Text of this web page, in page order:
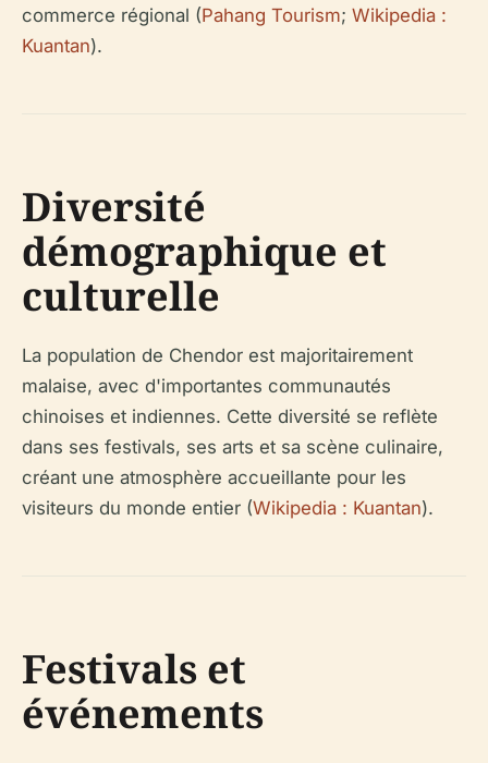
commerce régional (Pahang Tourism; Wikipedia :
Kuantan).
Diversité
démographique et
culturelle
La population de Chendor est majoritairement
malaise, avec d'importantes communautés
chinoises et indiennes. Cette diversité se reflète
dans ses festivals, ses arts et sa scène culinaire,
créant une atmosphère accueillante pour les
visiteurs du monde entier (Wikipedia : Kuantan).
Festivals et
événements